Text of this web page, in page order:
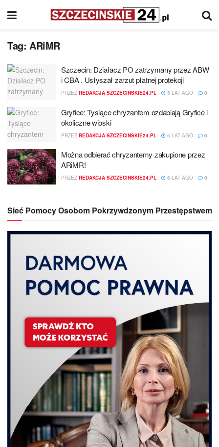
Tag: ARiMR
Szczecin: Działacz PO zatrzymany przez ABW
i CBA . Usłyszał zarzut płatnej protekcji
PRZEZ REDAKCJA SZCZECINSKIE24.PL 5 LAT AGO 0
Gryfice: Tysiące chryzantem ozdabiają Gryfice i
okoliczne wioski
PRZEZ REDAKCJA SZCZECINSKIE24.PL 6 LAT AGO 0
Można odbierać chryzantemy zakupione przez
ARiMR!
PRZEZ REDAKCJA SZCZECINSKIE24.PL 6 LAT AGO 0
Sieć Pomocy Osobom Pokrzywdzonym Przestępstwem